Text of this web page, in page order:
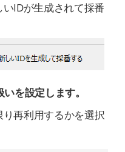
IDが生成されて採番
を設定します。
再利用するかを選択